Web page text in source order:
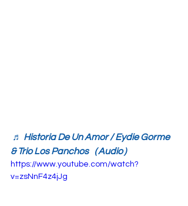
♬ Historia De Un Amor / Eydie Gorme
& Trio Los Panchos（Audio）
https://www.youtube.com/watch?
v=zsNnF4z4jJg